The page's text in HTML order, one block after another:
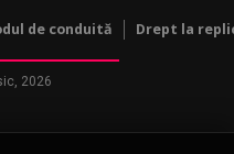
de conduită Drept la
2026